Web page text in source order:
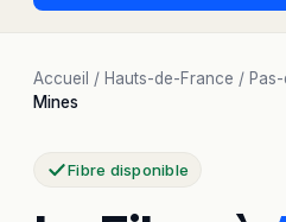
Accueil / Hauts-de-France /
Mines
Fibre disponible